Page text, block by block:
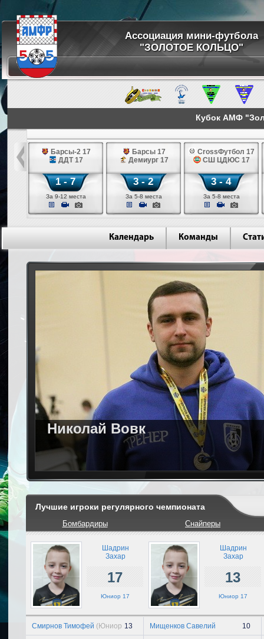
Ассоциация мини-футбола
"ЗОЛОТОЕ КОЛЬЦО"
Кубок АМФ
Великий 17 Барсы-2 17
ДДТ 17
1 - 7
За 9-12 места
Барсы 17
Демиург 17
3 - 2
За 5-8 места
CrossФутбол 17
СШ ЦДЮС 17
3 - 4
За 5-8 места
Календарь Команды
Николай Вовк
Лучшие игроки регулярного чемпионата
Бомбардиры
Шадрин
Захар
17
Юниор 17
Смирнов Тимофей (Юниор
17)
13
Снайперы
Шадрин
Захар
13
Юниор 17
Мищенков Савелий
(Авангард 17)
10